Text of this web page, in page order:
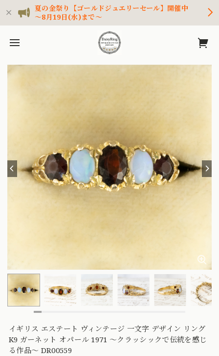
夏の金祭り【ゴールドジュエリーセール】開催中
～8月19日(水)まで～
イギリス エステート ヴィンテージ 一文字 デザイン リング
K9 ガーネット オパール 1971 〜クラッシックで伝統を感じ
る作品〜 DR00559